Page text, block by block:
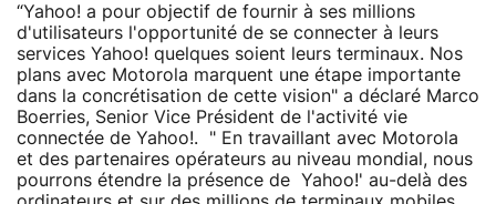
“Yahoo! a pour objectif de fournir à ses millions
d'utilisateurs l'opportunité de se connecter à leurs
services Yahoo! quelques soient leurs terminaux. Nos
plans avec Motorola marquent une étape importante
dans la concrétisation de cette vision" a déclaré Marco
Boerries, Senior Vice Président de l'activité vie
connectée de Yahoo!. " En travaillant avec Motorola
et des partenaires opérateurs au niveau mondial, nous
pourrons étendre la présence de Yahoo!' au-delà des